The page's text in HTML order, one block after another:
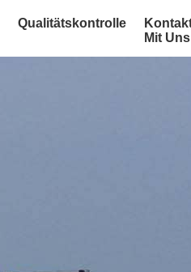
Qualitätskontrolle
Mit Uns